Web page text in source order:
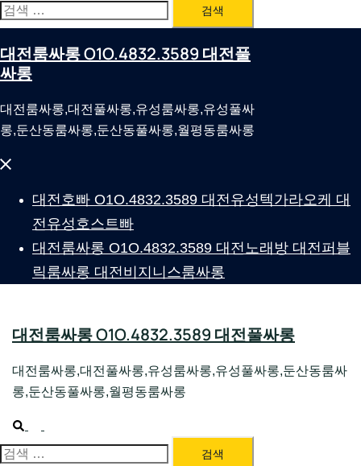
검
색:
대전룸싸롱 O1O.4832.3589 대전풀
싸롱
대전룸싸롱,대전풀싸롱,유성룸싸롱,유성풀싸
롱,둔산동룸싸롱,둔산동풀싸롱,월평동룸싸롱
Close
대전호빠 O1O.4832.3589 대전유성텍가라오케 대
전유성호스트빠
대전룸싸롱 O1O.4832.3589 대전노래방 대전퍼블
릭룸싸롱 대전비지니스룸싸롱
대전룸싸롱 O1O.4832.3589 대전풀싸롱
대전룸싸롱,대전풀싸롱,유성룸싸롱,유성풀싸롱,둔산동룸싸
롱,둔산동풀싸롱,월평동룸싸롱
Search
menu
검